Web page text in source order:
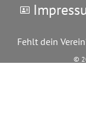
Fehlt dein
©